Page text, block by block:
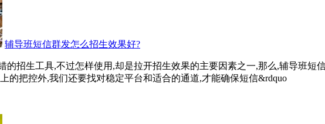
辅导班短信群发怎么招生效果好?
的招生工具,不过怎样使用,却是拉开招生效果的主要因素之一,那么,辅导班
的把控外,我们还要找对稳定平台和适合的通道,才能确保短信&rdquo